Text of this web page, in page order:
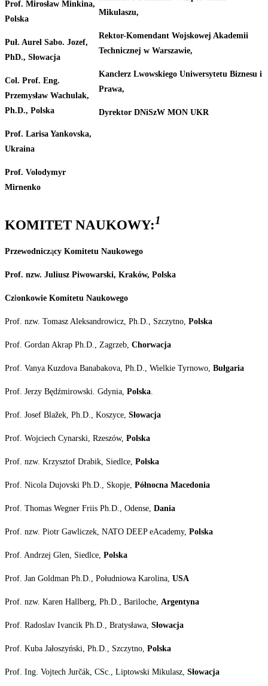
Prof. Mirosław Minkina,
Polska
Puł. Aurel Sabo. Jozef,
PhD., Słowacja
Col. Prof. Eng.
Przemysław Wachulak,
Ph.D., Polska
Prof. Larisa Yankovska,
Ukraina
Prof. Volodymyr
Mirnenko
Mikulaszu,
Rektor-Komendant Wojskowej Akademii
Technicznej w Warszawie,
Kanclerz Lwowskiego Uniwersytetu Biznesu i
Prawa,
Dyrektor DNiSzW MON UKR
KOMITET NAUKOWY:1
Przewodniczący Komitetu Naukowego
Prof. nzw. Juliusz Piwowarski, Kraków, Polska
Członkowie Komitetu Naukowego
Prof. nzw. Tomasz Aleksandrowicz, Ph.D., Szczytno, Polska
Prof. Gordan Akrap Ph.D., Zagrzeb, Chorwacja
Prof. Vanya Kuzdova Banabakova, Ph.D., Wielkie Tyrnowo, Bułgaria
Prof. Jerzy Będźmirowski. Gdynia, Polska.
Prof. Josef Blažek, Ph.D., Koszyce, Słowacja
Prof. Wojciech Cynarski, Rzeszów, Polska
Prof. nzw. Krzysztof Drabik, Siedlce, Polska
Prof. Nicola Dujovski Ph.D., Skopje, Północna Macedonia
Prof. Thomas Wegner Friis Ph.D., Odense, Dania
Prof. nzw. Piotr Gawliczek, NATO DEEP eAcademy, Polska
Prof. Andrzej Glen, Siedlce, Polska
Prof. Jan Goldman Ph.D., Południowa Karolina, USA
Prof. nzw. Karen Hallberg, Ph.D., Bariloche, Argentyna
Prof. Radoslav Ivancik Ph.D., Bratysława, Słowacja
Prof. Kuba Jałoszyński, Ph.D., Szczytno, Polska
Prof. Ing. Vojtech Jurčák, CSc., Liptowski Mikulasz, Słowacja